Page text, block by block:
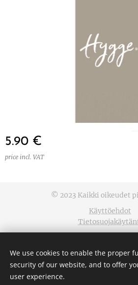
5.90 €
price incl. VAT
© 2023 Kaikki oikeudet
Käyttöehdot
Languages
English
We use cookies to enable the proper
security of our website, and to offer
user experience.